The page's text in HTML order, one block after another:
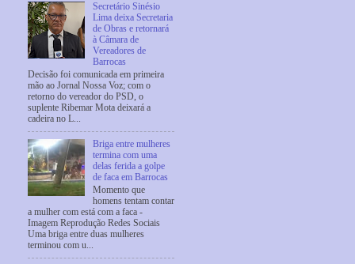
Secretário Sinésio
Lima deixa Secretaria
de Obras e retornará
à Câmara de
Vereadores de
Barrocas
Decisão foi comunicada em primeira
mão ao Jornal Nossa Voz; com o
retorno do vereador do PSD, o
suplente Ribemar Mota deixará a
cadeira no L...
Briga entre mulheres
termina com uma
delas ferida a golpe
de faca em Barrocas
Momento que
homens tentam contar
a mulher com está com a faca -
Imagem Reprodução Redes Sociais
Uma briga entre duas mulheres
terminou com u...